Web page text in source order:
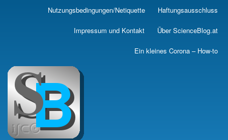
Skip
main
Nutzungsbedingungen/Netiquette Haftungsausschluss
Impressum und Kontakt Über ScienceBlog.at
Ein kleines Corona – How-to